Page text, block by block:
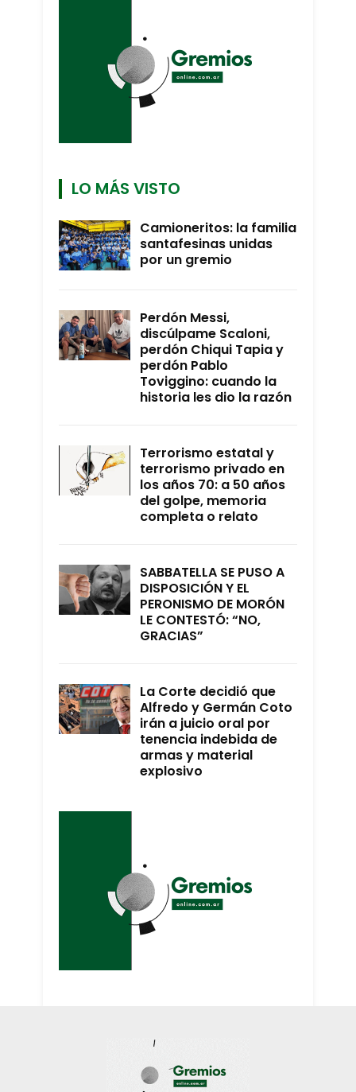
LO MÁS VISTO
Camioneritos: la familia
santafesinas unidas
por un gremio
Perdón Messi,
discúlpame Scaloni,
perdón Chiqui Tapia y
perdón Pablo
Toviggino: cuando la
historia les dio la razón
Terrorismo estatal y
terrorismo privado en
los años 70: a 50 años
del golpe, memoria
completa o relato
SABBATELLA SE PUSO A
DISPOSICIÓN Y EL
PERONISMO DE MORÓN
LE CONTESTÓ: “NO,
GRACIAS”
La Corte decidió que
Alfredo y Germán Coto
irán a juicio oral por
tenencia indebida de
armas y material
explosivo